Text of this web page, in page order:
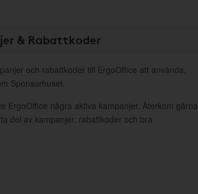
& Rabattkoder
och rabattkoder till ErgoOffice att använda,
Sponsorhuset.
ErgoOffice några aktiva kampanjer. Återkom gärna
del av kampanjer, rabattkoder och bra